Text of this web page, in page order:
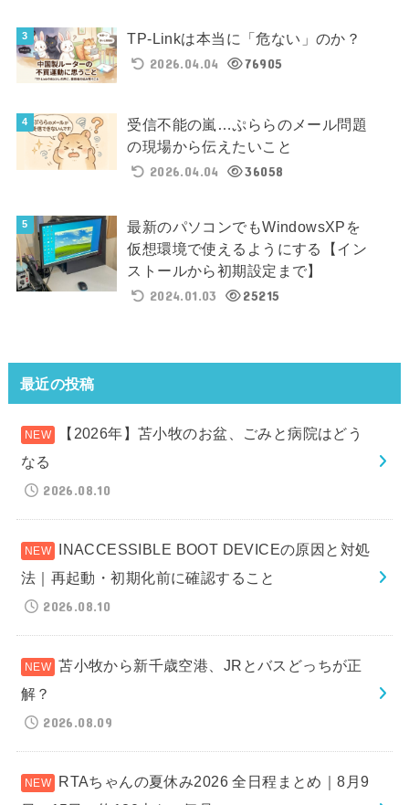
TP-Linkは本当に「危ない」のか？
2026.04.04
76905
受信不能の嵐…ぷららのメール問題
の現場から伝えたいこと
2026.04.04
36058
最新のパソコンでもWindowsXPを
仮想環境で使えるようにする【イン
ストールから初期設定まで】
2024.01.03
25215
最近の投稿
【2026年】苫小牧のお盆、ごみと病院はどう
なる
2026.08.10
INACCESSIBLE BOOT DEVICEの原因と対処
法｜再起動・初期化前に確認すること
2026.08.10
苫小牧から新千歳空港、JRとバスどっちが正
解？
2026.08.09
RTAちゃんの夏休み2026 全日程まとめ｜8月9